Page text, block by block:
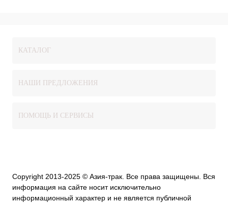
КАТАЛОГ
НАШИ ПРЕДЛОЖЕНИЯ
ПОМОЩЬ И СЕРВИСЫ
Copyright 2013-2025 © Азия-трак. Все права защищены. Вся
информация на сайте носит исключительно
информационный характер и не является публичной